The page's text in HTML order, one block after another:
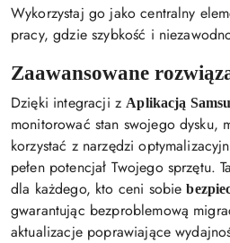
Wykorzystaj go jako centralny
pracy, gdzie szybkość i
Zaawansowane
Dzięki integracji zAplikacją
monitorować stan swojego dysku,
korzystać z narzędzi
pełen potencjał Twojego sprzętu.
dla każdego, kto ceni sobie
gwarantując bezproblemową
aktualizacje poprawiające